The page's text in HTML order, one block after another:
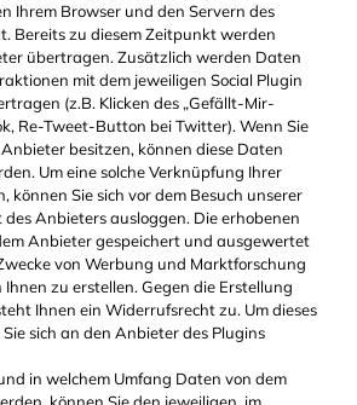
Ihrem Browser und den Servern des
Bereits zu diesem Zeitpunkt werden
übertragen. Zusätzlich werden Daten
mit dem jeweiligen Social Plugin
(z.B. Klicken des „Gefällt-Mir-
Re-Tweet-Button bei Twitter). Wenn Sie
besitzen, können diese Daten
Um eine solche Verknüpfung Ihrer
können Sie sich vor dem Besuch unserer
des Anbieters ausloggen. Die erhobenen
Anbieter gespeichert und ausgewertet
von Werbung und Marktforschung
zu erstellen. Gegen die Erstellung
Ihnen ein Widerrufsrecht zu. Um dieses
sich an den Anbieter des Plugins
in welchem Umfang Daten von dem